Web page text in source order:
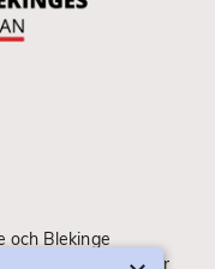
och Blekinge
du vilka utbildningar